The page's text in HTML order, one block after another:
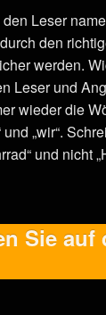
Leser
den
werden.
Leser und
wieder die
und „wir“.
und nicht
Sie auf